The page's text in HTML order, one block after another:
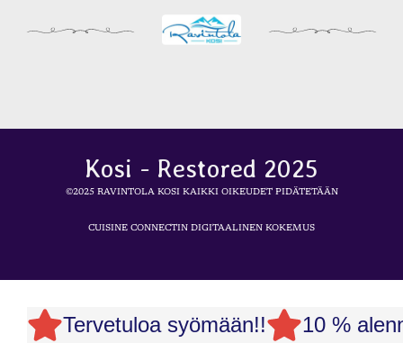
Kosi - Restored 2025
©2025 RAVINTOLA KOSI KAIKKI OIKEUDET PIDÄTETÄÄN
CUISINE CONNECTIN DIGITAALINEN KOKEMUS
Tervetuloa syömään!! 10 %